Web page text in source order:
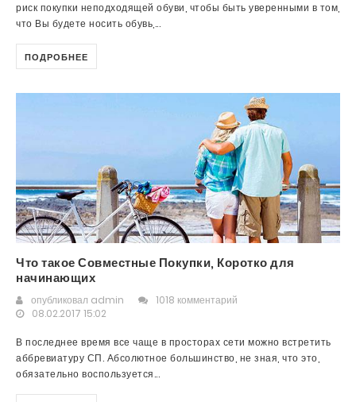
риск покупки неподходящей обуви, чтобы быть уверенными в том,
что Вы будете носить обувь,...
ПОДРОБНЕЕ
Что такое Совместные Покупки, Коротко для
начинающих
опубликовал admin
1018 комментарий
08.02.2017 15:02
В последнее время все чаще в просторах сети можно встретить
аббревиатуру СП. Абсолютное большинство, не зная, что это,
обязательно воспользуется...